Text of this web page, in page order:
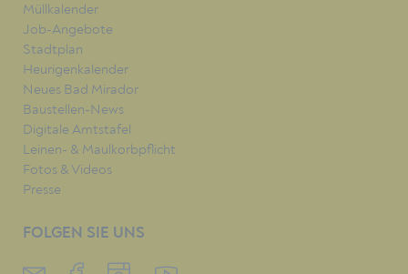
Müllkalender
Job-Angebote
Stadtplan
Heurigenkalender
Neues Bad Mirador
Baustellen-News
Digitale Amtstafel
Leinen- & Maulkorbpflicht
Fotos & Videos
Presse
FOLGEN SIE UNS